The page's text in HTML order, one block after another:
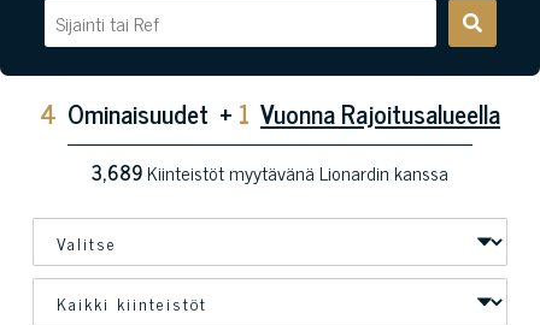
4 Ominaisuudet + 1 Vuonna Rajoitusalueella
3,689Kiinteistöt myytävänä Lionardin kanssa